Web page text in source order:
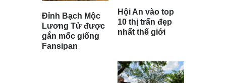
Đỉnh Bạch Mộc
Lương Tử được
gắn mốc giống
Fansipan
Hội An vào top
10 thị trấn đẹp
nhất thế giới